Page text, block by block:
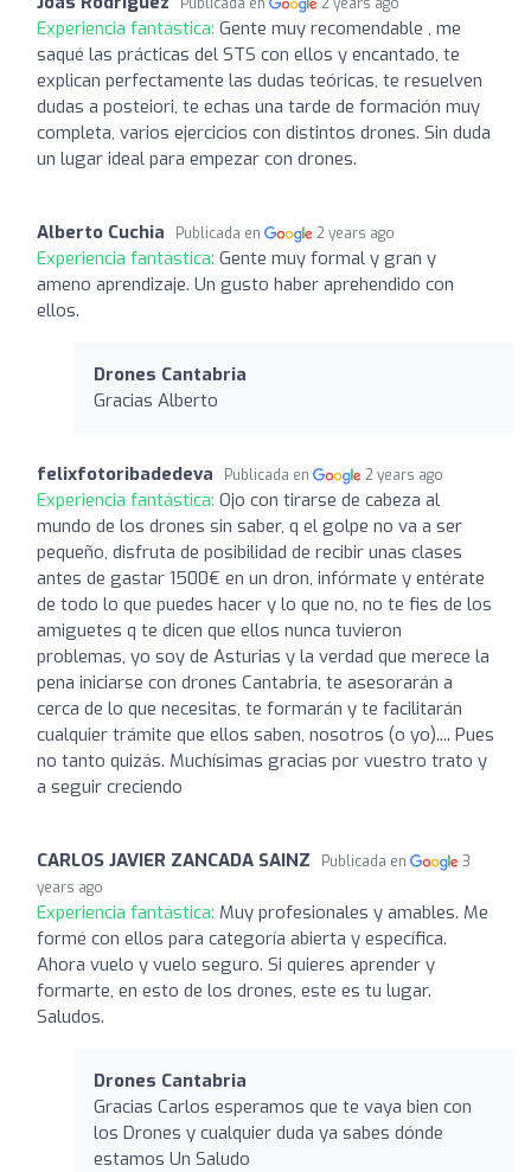
Experiencia fantástica: Gente muy recomendable , me
saqué las prácticas del STS con ellos y encantado, te
explican perfectamente las dudas teóricas, te resuelven
dudas a posteiori, te echas una tarde de formación muy
completa, varios ejercicios con distintos drones. Sin duda
un lugar ideal para empezar con drones.
Alberto Cuchia Publicada en 2 years ago
Experiencia fantástica: Gente muy formal y gran y
ameno aprendizaje. Un gusto haber aprehendido con
ellos.
Drones Cantabria
Gracias Alberto
felixfotoribadedeva Publicada en 2 years ago
Experiencia fantástica: Ojo con tirarse de cabeza al
mundo de los drones sin saber, q el golpe no va a ser
pequeño, disfruta de posibilidad de recibir unas clases
antes de gastar 1500€ en un dron, infórmate y entérate
de todo lo que puedes hacer y lo que no, no te fies de los
amiguetes q te dicen que ellos nunca tuvieron
problemas, yo soy de Asturias y la verdad que merece la
pena iniciarse con drones Cantabria, te asesorarán a
cerca de lo que necesitas, te formarán y te facilitarán
cualquier trámite que ellos saben, nosotros (o yo).... Pues
no tanto quizás. Muchísimas gracias por vuestro trato y
a seguir creciendo
CARLOS JAVIER ZANCADA SAINZ Publicada en
3
years ago
Experiencia fantástica: Muy profesionales y amables. Me
formé con ellos para categoría abierta y específica.
Ahora vuelo y vuelo seguro. Si quieres aprender y
formarte, en esto de los drones, este es tu lugar.
Saludos.
Drones Cantabria
Gracias Carlos esperamos que te vaya bien con
los Drones y cualquier duda ya sabes dónde
estamos Un Saludo